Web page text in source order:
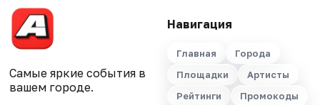
Самые яркие события в
вашем городе.
Навигация
Главная
Города
Площадки
Артисты
Рейтинги
Промокоды